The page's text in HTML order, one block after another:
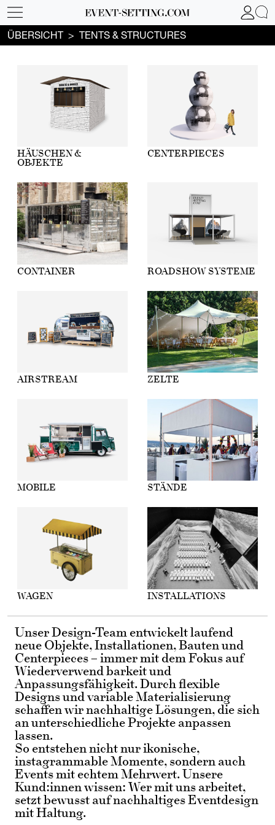
ÜBERSICHT TENTS & STRUCTURES
HÄUSCHEN &
OBJEKTE
CENTERPIECES
CONTAINER ROADSHOW SYSTEME
AIRSTREAM ZELTE
MOBILE STÄNDE
WAGEN INSTALLATIONS
Unser Design-Team entwickelt laufend
neue Objekte, Installationen, Bauten und
Centerpieces – immer mit dem Fokus auf
Wiederverwend barkeit und
Anpassungsfähigkeit. Durch flexible
Designs und variable Materialisierung
schaffen wir nachhaltige Lösungen, die sich
an unterschiedliche Projekte anpassen
lassen.
So entstehen nicht nur ikonische,
instagrammable Momente, sondern auch
Events mit echtem Mehrwert. Unsere
Kund:innen wissen: Wer mit uns arbeitet,
setzt bewusst auf nachhaltiges Eventdesign
mit Haltung.